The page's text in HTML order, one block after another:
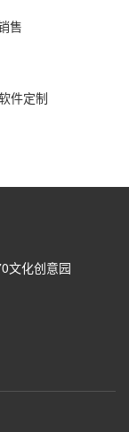
售
件定制
文化创意园